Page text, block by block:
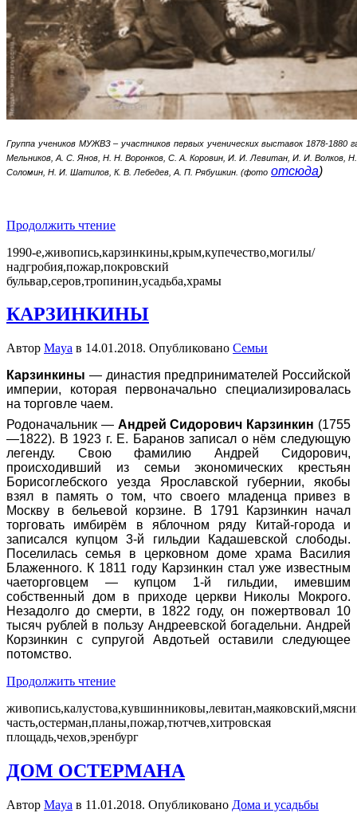
Группа учеников МУЖВЗ – участников первых ученических выставок 1878-
Мельников, А. С. Янов, Н. Н. Воронков, С. А. Коровин, И. И. Левитан, И. И. Волков,
Соломин, Н. И. Шатилов, К. В. Лебедев, А. П. Рябушкин. (фото отсюда)
Продолжить чтение
1990-е,живопись,карзинкины,крым,купечество,могилы/
надгробия,пожар,покровский
бульвар,серов,тропинин,усадьба,храмы
КАРЗИНКИНЫ
Автор Maya в 14.01.2018. Опубликовано Семьи
Карзинкины — династия предпринимателей Российской
империи, которая первоначально специализировалась
на торговле чаем.
Родоначальник — Андрей Сидорович Карзинкин (1755
—1822). В 1923 г. Е. Баранов записал о нём следующую
легенду. Свою фамилию Андрей Сидорович,
происходивший из семьи экономических крестьян
Борисоглебского уезда
Ярославской губернии, якобы
взял в память о том, что своего младенца привез в
Москву в бельевой корзине. В 1791 Карзинкин начал
торговать имбирём в яблочном ряду
Китай-города и
записался купцом 3-й гильдии Кадашевской слободы.
Поселилась семья в церковном доме храма Василия
Блаженного. К 1811 году Карзинкин стал уже известным
чаеторговцем — купцом 1-й гильдии, имевшим
собственный дом в приходе церкви Николы Мокрого.
Незадолго до смерти, в 1822 году, он пожертвовал 10
тысяч рублей в пользу Андреевской богадельни. Андрей
Корзинкин с супругой Авдотьей оставили следующее
потомство.
Продолжить чтение
часть,остерман,планы,пожар,тютчев,хитровская
площадь,чехов,эренбург
ДОМ ОСТЕРМАНА
Автор Maya в 11.01.2018. Опубликовано Дома и усадьбы